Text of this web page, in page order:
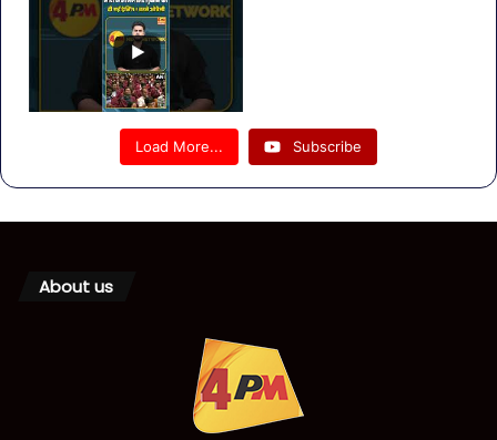
Load More... Subscribe
About us